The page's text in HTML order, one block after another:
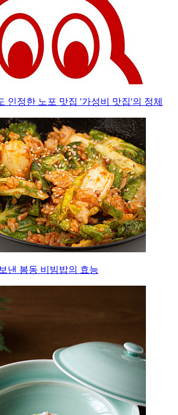
인정한 노포 맛집 '가성비 맛집'의 정체
낸 봄동 비빔밥의 효능